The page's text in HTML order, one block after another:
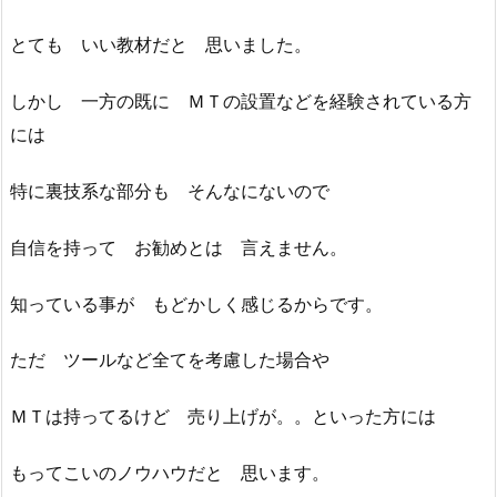
とても いい教材だと 思いました。
しかし 一方の既に ＭＴの設置などを経験されている方
には
特に裏技系な部分も そんなにないので
自信を持って お勧めとは 言えません。
知っている事が もどかしく感じるからです。
ただ ツールなど全てを考慮した場合や
ＭＴは持ってるけど 売り上げが。。といった方には
もってこいのノウハウだと 思います。